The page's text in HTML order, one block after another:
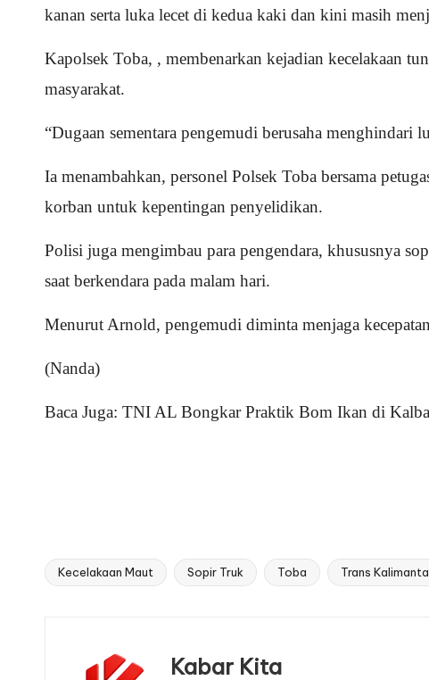
kanan serta luka lecet di kedua kaki dan kini masih
Kapolsek Toba, , membenarkan kejadian kecelakaan
masyarakat.
“Dugaan sementara pengemudi berusaha
Ia menambahkan, personel Polsek Toba bersama
korban untuk kepentingan penyelidikan.
Polisi juga mengimbau para pengendara, khususnya
saat berkendara pada malam hari.
Menurut Arnold, pengemudi diminta menjaga
(Nanda)
Baca Juga: TNI AL Bongkar Praktik Bom Ikan di
Tags:
Kecelakaan Maut Sopir Truk Toba Trans
Kabar Kita